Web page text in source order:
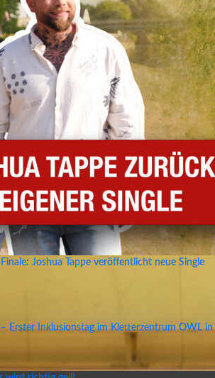
Joshua Tappe veröffentlicht neue Single
Erster Inklusionstag im Kletterzentrum OWL in